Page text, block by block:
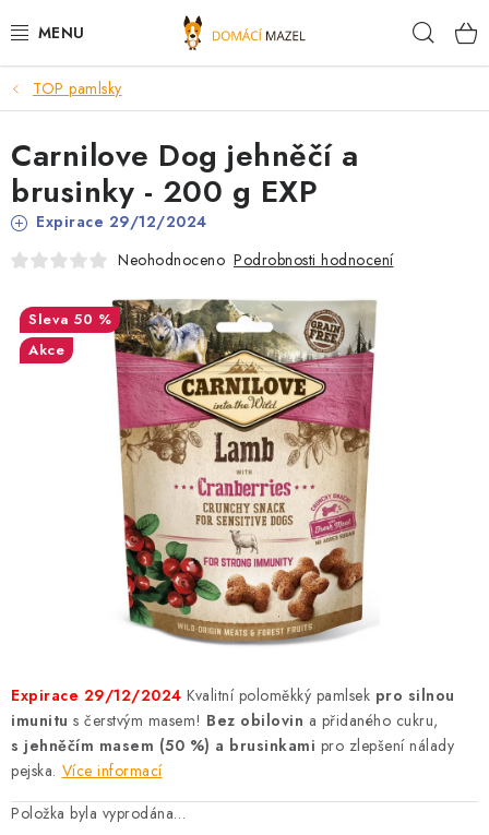
na
DOPORUČUJEME
VÝPRODEJ SKLADU
PSI
KOČKY
KONĚ
PRO CHOVATELE
DOPRAVA PO OSTRAVĚ, HLUČÍNĚ A OKOLÍ
Kontakt Možnosti dopravy
Obchodní podmínky
Zásady zpracování osobních údajů
TOP pamlsky
Expirace 29/12/2024 Kvalitní poloměkký pamlsek pro silnou
imunitu s čerstvým masem! Bez obilovin a přidaného cukru,
s jehněčím masem (50 %) a brusinkami pro zlepšení nálady
pejska. Více informací
Položka byla vyprodána…
Carnilove Dog jehněčí a
brusinky - 200 g EXP
Expirace 29/12/2024
Neohodnoceno Podrobnosti hodnocení
50 %
Akce